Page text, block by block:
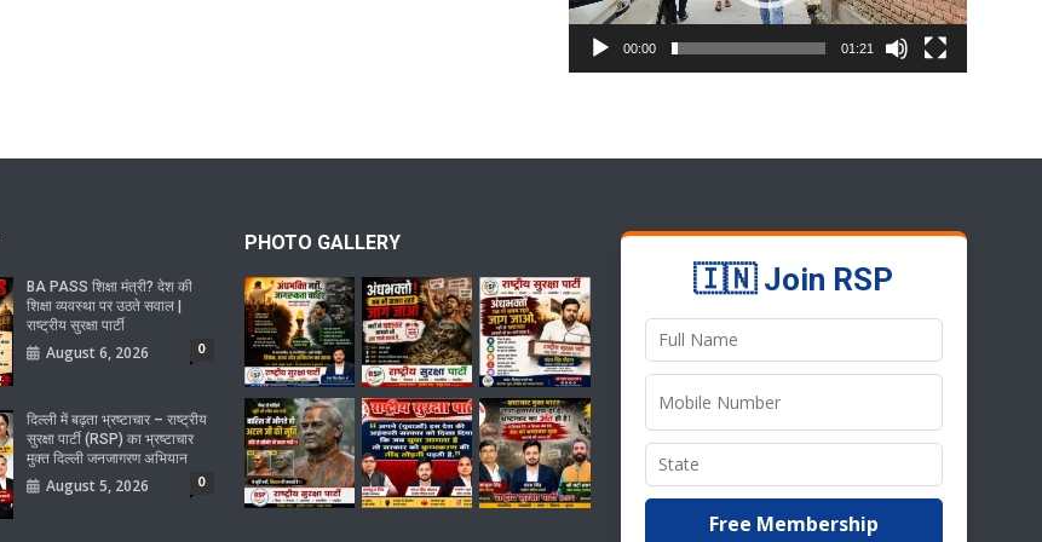
00:00 01:21
BA PASS शिक्षा मंत्री? देश की
शिक्षा व्यवस्था पर उठते सवाल |
राष्ट्रीय सुरक्षा पार्टी
August 6, 2026 0
दिल्ली में बढ़ता भ्रष्टाचार – राष्ट्रीय
सुरक्षा पार्टी (RSP) का भ्रष्टाचार
मुक्त दिल्ली जनजागरण अभियान
August 5, 2026 0
PHOTO GALLERY
🇮🇳 Join RSP
Free Membership